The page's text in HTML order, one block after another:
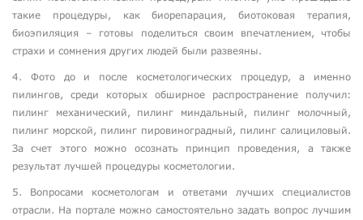
такие процедуры, как биорепарация, биотоковая терапия,
биоэпиляция – готовы поделиться своим впечатлением, чтобы
страхи и сомнения других людей были развеяны.
4. Фото до и после косметологических процедур, а именно
пилингов, среди которых обширное распространение получил:
пилинг механический, пилинг миндальный, пилинг молочный,
пилинг морской, пилинг пировиноградный, пилинг салициловый.
За счет этого можно осознать принцип проведения, а также
результат лучшей процедуры косметологии.
5. Вопросами косметологам и ответами лучших специалистов
отрасли. На портале можно самостоятельно задать вопрос лучшим